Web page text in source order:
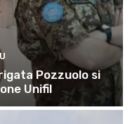
Pozzuolo si
Unifil